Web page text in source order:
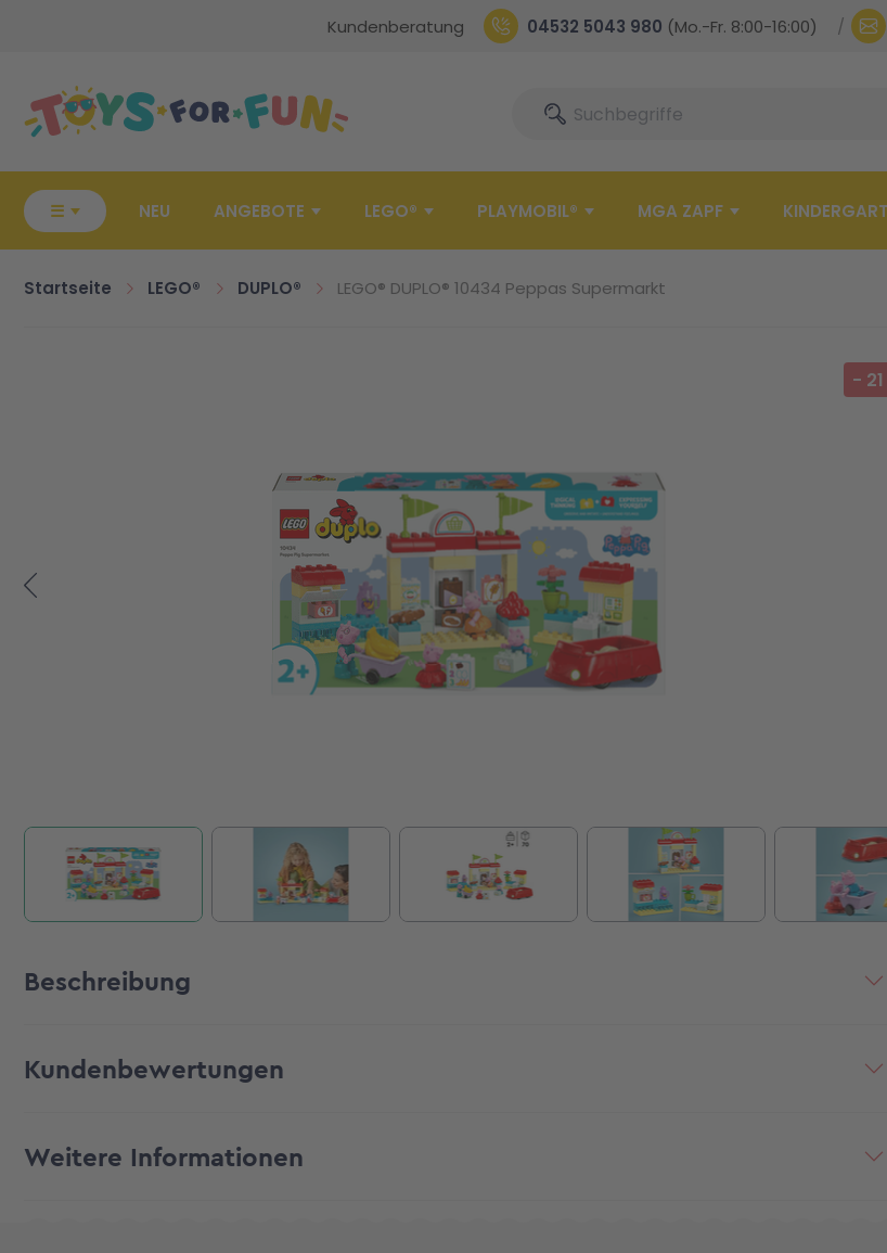
Kundenberatung 04532 5043 980 (Mo.-Fr. 8:00-16:00)
SucheSuche
☰ NEU ANGEBOTE LEGO® PLAYMOBIL® MGA ZAPF
Startseite LEGO® DUPLO® LEGO® DUPLO® 10434 Peppas Supermarkt
- 21
Beschreibung
Kundenbewertungen
Weitere Informationen